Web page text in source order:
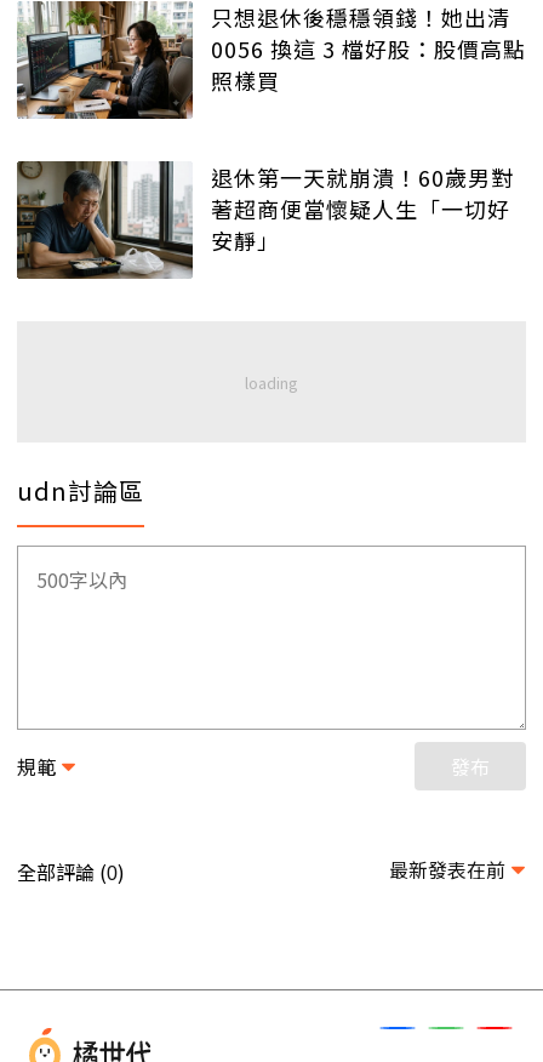
只想退休後穩穩領錢！她出清
0056 換這 3 檔好股：股價高點
照樣買
退休第一天就崩潰！60歲男對
著超商便當懷疑人生「一切好
安靜」
udn討論區
規範 發布
全部評論 (0) 最新發表在前